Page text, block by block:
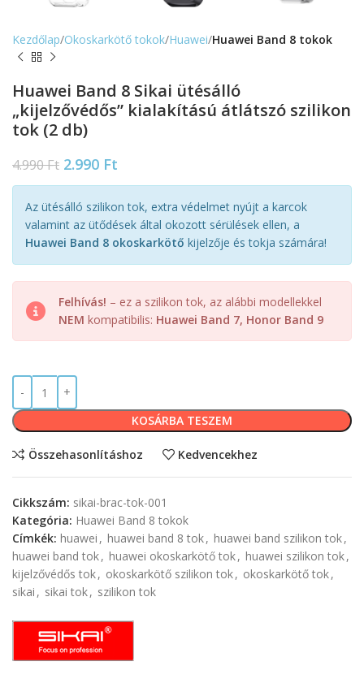
Kezdőlap Okoskarkötő tokok Huawei Huawei Band 8 tokok
Huawei Band 8 Sikai ütésálló
„kijelzővédős” kialakítású átlátszó szilikon
tok (2 db)
4.990Ft 2.990 Ft
Az ütésálló szilikon tok, extra védelmet nyújt a karcok
valamint az ütődések által okozott sérülések ellen, a
Huawei Band 8 okoskarkötő kijelzője és tokja számára!
Felhívás! – ez a szilikon tok, az alábbi modellekkel
NEM kompatibilis: Huawei Band 7, Honor Band 9
KOSÁRBA TESZEM
Összehasonlításhoz Kedvencekhez
Cikkszám: sikai-brac-tok-001
Kategória: Huawei Band 8 tokok
Címkék: huawei , huawei band 8 tok, huawei band szilikon tok,
huawei band tok, huawei okoskarkötő tok, huawei szilikon tok,
kijelzővédős tok, okoskarkötő szilikon tok, okoskarkötő tok,
sikai , sikai tok, szilikon tok